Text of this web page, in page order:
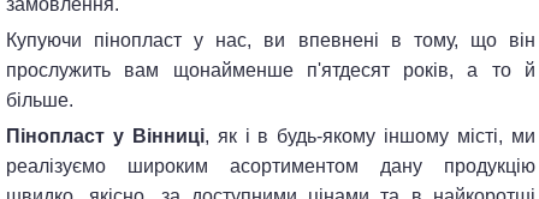
замовлення.
Купуючи пінопласт у нас, ви впевнені в тому, що він
прослужить вам щонайменше п'ятдесят років, а то й
більше.
Пінопласт у Вінниці, як і в будь-якому іншому місті, ми
реалізуємо широким асортиментом дану продукцію